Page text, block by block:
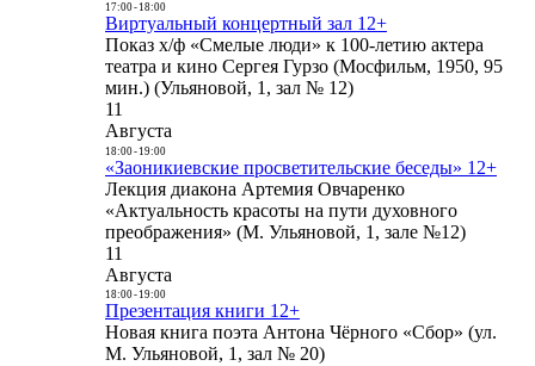
17:00- 18:00
Виртуальный концертный зал 12+
Показ х/ф «Смелые люди» к 100-летию актера
театра и кино Сергея Гурзо (Мосфильм, 1950, 95
мин.) (Ульяновой, 1, зал № 12)
11
Августа
18:00- 19:00
«Заоникиевские просветительские беседы» 12+
Лекция диакона Артемия Овчаренко
«Актуальность красоты на пути духовного
преображения» (М. Ульяновой, 1, зале №12)
11
Августа
18:00- 19:00
Презентация книги 12+
Новая книга поэта Антона Чёрного «Сбор» (ул.
М. Ульяновой, 1, зал № 20)